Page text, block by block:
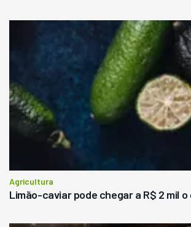
Agricultura
Limão-caviar pode chegar a R$ 2 mil o